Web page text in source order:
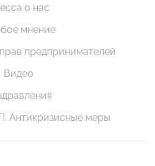
о нас
мнение
предпринимателей
Видео
Антикризисные меры